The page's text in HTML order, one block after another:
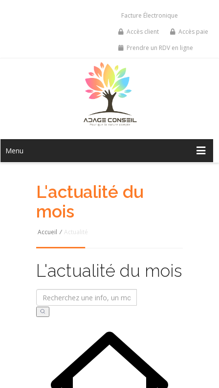
Facture Électronique
Accès client
Accès paie
Prendre un RDV en ligne
Menu
L'actualité du
mois
Accueil / Actualité
L'actualité du mois